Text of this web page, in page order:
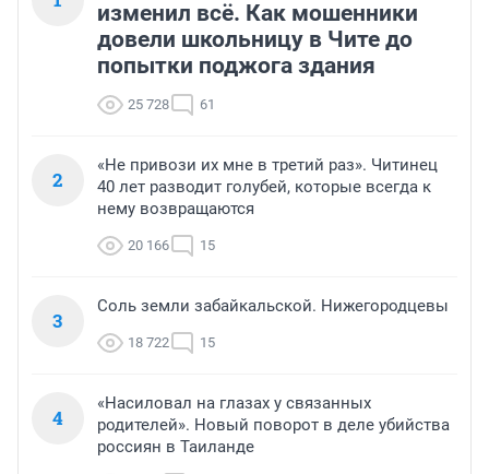
изменил всё. Как мошенники
довели школьницу в Чите до
попытки поджога здания
25 728 61
2
«Не привози их мне в третий раз». Читинец
40 лет разводит голубей, которые всегда к
нему возвращаются
20 166 15
3
Соль земли забайкальской. Нижегородцевы
18 722 15
4
«Насиловал на глазах у связанных
родителей». Новый поворот в деле убийства
россиян в Таиланде